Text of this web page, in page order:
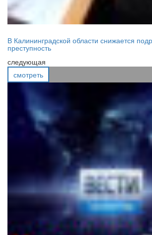
В Калининградской области снижается
преступность
следующая
смотреть